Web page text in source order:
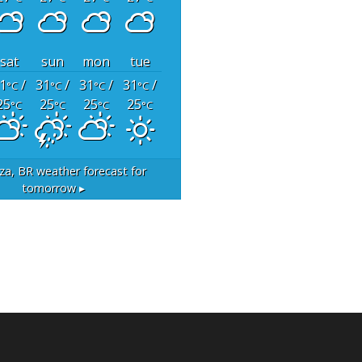
sat sun mon
tue
°C/
°C
31°C/
25°C
31°C/
25°C
31°C/
25°C
BRweather forecast for
tomorrow ▸